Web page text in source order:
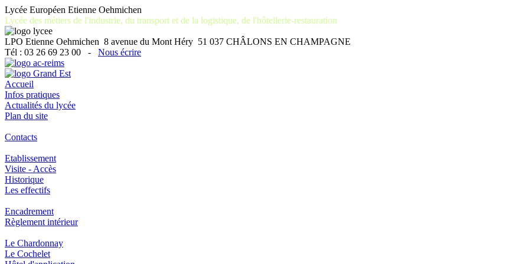
Lycée Européen Etienne Oehmichen
Lycée des métiers de l'industrie, du transport et de la logistique, de l'hôtellerie-restauration
LPO Etienne Oehmichen 8 avenue du Mont Héry 51 037 CHÂLONS EN CHAMPAGNE
Tél : 03 26 69 23 00 - Nous écrire
Accueil
Infos pratiques
Actualités du lycée
Plan du site
Contacts
Etablissement
Visite - Accès
Historique
Les effectifs
Encadrement
Règlement intérieur
Le Chardonnay
Le Cochelet